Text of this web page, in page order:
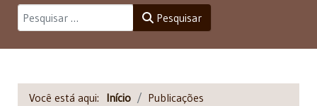
Pesquisar Pesquisar
Você está aqui: Início
Publicações